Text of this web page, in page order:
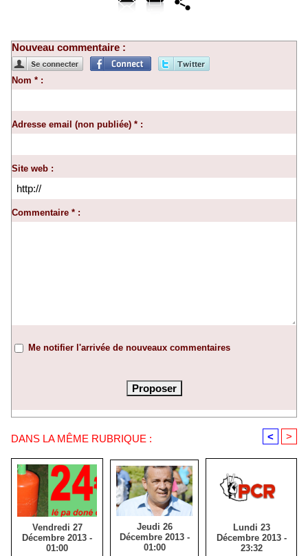
Nouveau commentaire :
Nom * :
Adresse email (non publiée) * :
Site web :
Commentaire * :
Me notifier l'arrivée de nouveaux commentaires
DANS LA MÊME RUBRIQUE : < >
Vendredi 27
Décembre 2013 -
01:00
Jeudi 26
Décembre 2013 -
01:00
Lundi 23
Décembre 2013 -
23:32